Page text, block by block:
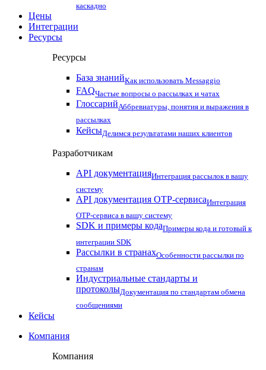
каскадно
Цены
Интеграции
Ресурсы
Ресурсы
База знанийКак использовать Messaggio
FAQЧастые вопросы о рассылках и чатах
ГлоссарийАббревиатуры, понятия и выражения в
рассылках
КейсыДелимся результатами наших клиентов
Разработчикам
API документацияИнтеграция рассылок в вашу
систему
API документация OTP-сервисаИнтеграция
OTP-сервиса в вашу систему
SDK и примеры кодаПримеры кода и готовый к
интеграции SDK
Рассылки в странахОсобенности рассылки по
странам
Индустриальные стандарты и
протоколыДокументация по стандартам обмена
сообщениями
Кейсы
Компания
Компания